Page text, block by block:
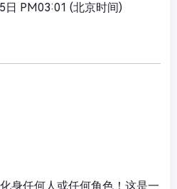
日 PM03:01 (北京时间)
身任何人或任何角色！这是一